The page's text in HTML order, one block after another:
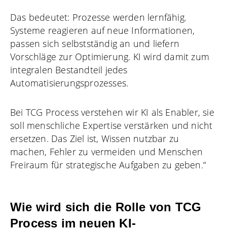
Das bedeutet: Prozesse werden lernfähig.
Systeme reagieren auf neue Informationen,
passen sich selbstständig an und liefern
Vorschläge zur Optimierung. KI wird damit zum
integralen Bestandteil jedes
Automatisierungsprozesses.
Bei TCG Process verstehen wir KI als Enabler, sie
soll menschliche Expertise verstärken und nicht
ersetzen. Das Ziel ist, Wissen nutzbar zu
machen, Fehler zu vermeiden und Menschen
Freiraum für strategische Aufgaben zu geben.“
Wie wird sich die Rolle von TCG
Process im neuen KI-